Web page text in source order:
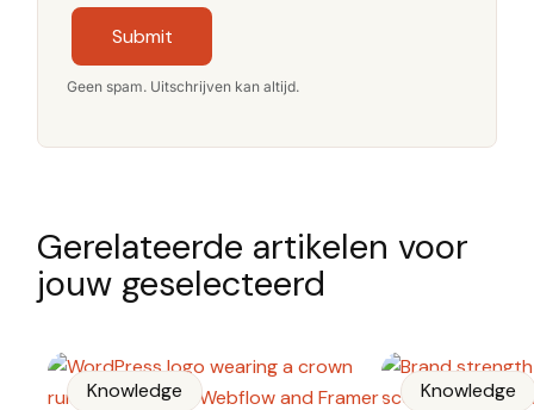
Submit
Geen spam. Uitschrijven kan altijd.
Gerelateerde artikelen voor
jouw geselecteerd
Knowledge Knowledge